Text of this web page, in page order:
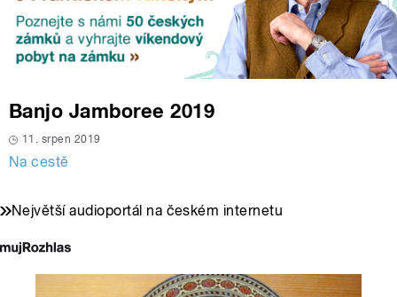
Banjo Jamboree 2019
11. srpen 2019
Na cestě
Největší audioportál na českém internetu